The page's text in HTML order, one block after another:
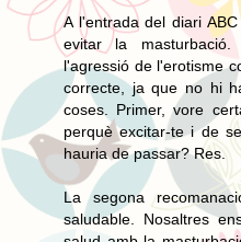
A l'entrada del diari
evitar la
l'agressió de l'erotisme
correcte, ja que no hi
coses. Primer, vore
perquè excitar-te i de
hauria de passar? Res.
La segona
saludable. Nosaltres